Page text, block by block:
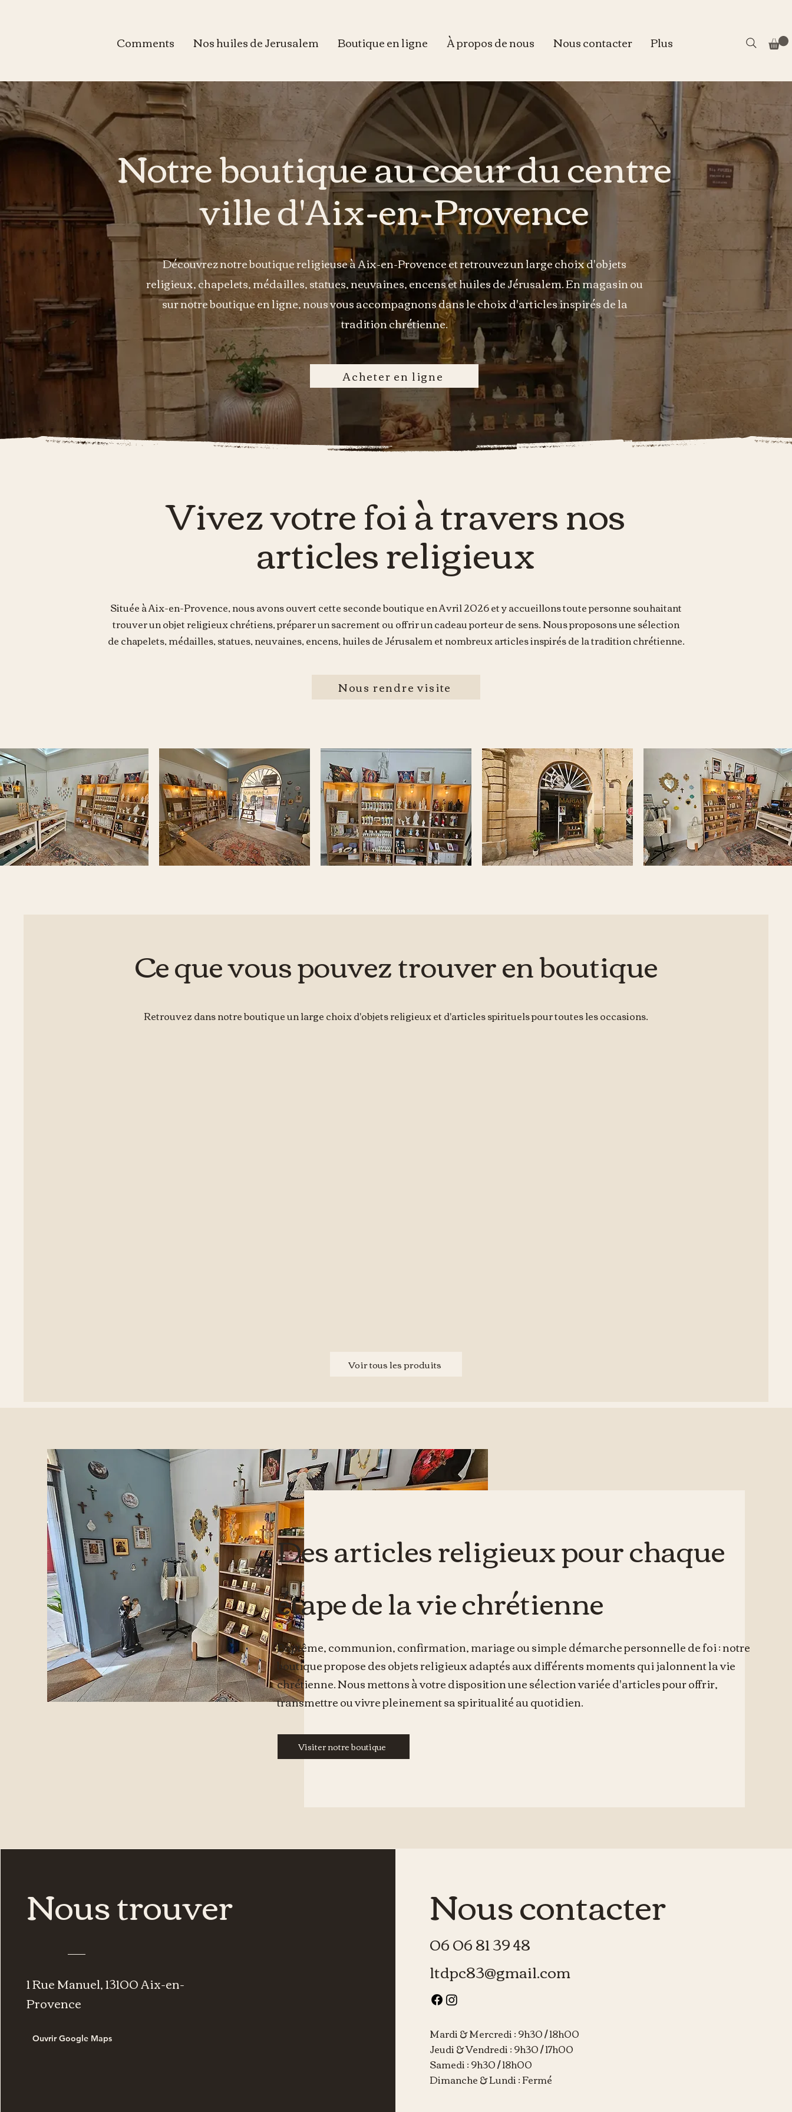
Comments Nos huiles de Jerusalem Boutique en ligne À propos de nous Nous contacter Plus
Notre boutique au cœur du centre
ville d'Aix-en-Provence
Découvrez notre boutique religieuse à Aix-en-Provence et retrouvez un large choix d'objets
religieux, chapelets, médailles, statues, neuvaines, encens et huiles de Jérusalem. En magasin ou
sur notre boutique en ligne, nous vous accompagnons dans le choix d'articles inspirés de la
tradition chrétienne.
Acheter en ligne
Vivez votre foi à travers nos
articles religieux
Située à Aix-en-Provence, nous avons ouvert cette seconde boutique en Avril 2026 et y accueillons toute personne souhaitant
trouver un objet religieux chrétiens, préparer un sacrement ou offrir un cadeau porteur de sens. Nous proposons une sélection
de chapelets, médailles, statues, neuvaines, encens, huiles de Jérusalem et nombreux articles inspirés de la tradition chrétienne.
Nous rendre visite
Ce que vous pouvez trouver en boutique
Retrouvez dans notre boutique un large choix d'objets religieux et d'articles spirituels pour toutes les occasions.
Voir tous les produits
Des articles religieux pour chaque
étape de la vie chrétienne
Baptême, communion, confirmation, mariage ou simple démarche personnelle de foi : notre
boutique propose des objets religieux adaptés aux différents moments qui jalonnent la vie
chrétienne. Nous mettons à votre disposition une sélection variée d'articles pour offrir,
transmettre ou vivre pleinement sa spiritualité au quotidien.
Visiter notre boutique
Nous trouver
1 Rue Manuel, 13100 Aix-en-
Provence
Ouvrir Google Maps
Nous contacter
06 06 81 39 48
ltdpc83@gmail.com
Mardi & Mercredi : 9h30 / 18h00
Jeudi & Vendredi : 9h30 / 17h00
Samedi : 9h30 / 18h00
Dimanche & Lundi :Fermé